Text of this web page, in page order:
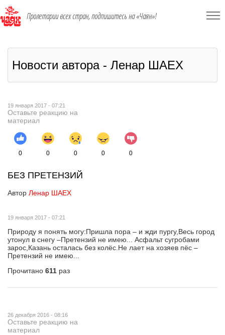
Пролетарии всех стран, подпишитесь на «Чаян»!
Новости автора - Ленар ШАЕХ
19 января 2017 - 07:21
Оставьте реакцию на
материал
0 0 0 0 0
БЕЗ ПРЕТЕНЗИЙ
Автор Ленар ШАЕХ
19 января 2017 - 07:21
Природу я понять могу:Пришла пора – и жди пургу,Весь город
утонул в снегу –Претензий не имею... Асфальт сугробами
зарос,Казань осталась без колёс.Не лает на хозяев пёс –
Претензий не имею...
Прочитано 611 раз
26 декабря 2016 - 08:16
Оставьте реакцию на
материал